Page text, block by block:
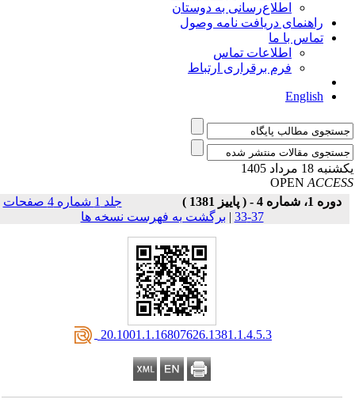
اطلاع‌رسانی به دوستان
راهنمای دریافت نامه وصول
تماس با ما
اطلاعات تماس
فرم برقراری ارتباط
English
18 مرداد 1405
OPEN
دوره 1، شماره 4 - ( پاییز 1381 )
جلد 1 شماره 4 صفحات
37-33
|برگشت به فهرست نسخه ها
‎ 20.1001.1.16807626.1381.1.4.5.3